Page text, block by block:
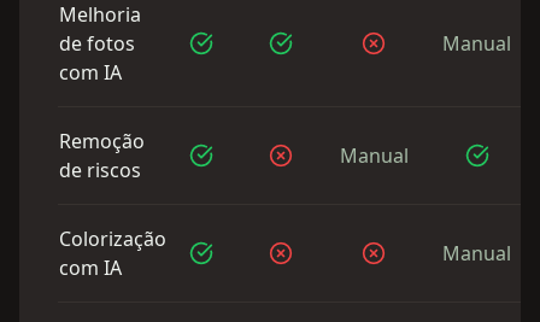
Melhoria
de fotos
com IA
Manual
Remoção
de riscos
Manual
Colorização
com IA
Manual